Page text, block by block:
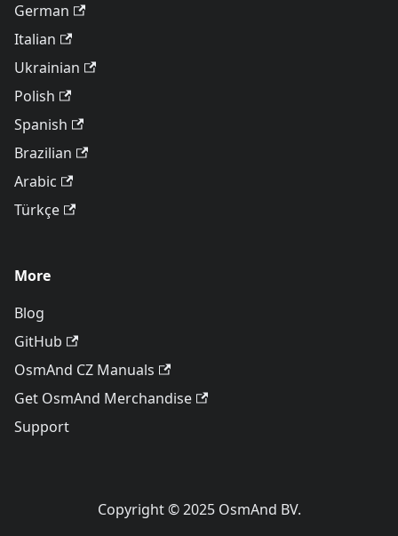
German
Italian
Ukrainian
Polish
Spanish
Brazilian
Arabic
Türkçe
More
Blog
GitHub
OsmAnd CZ Manuals
Get OsmAnd Merchandise
Support
Copyright © 2025 OsmAnd BV.